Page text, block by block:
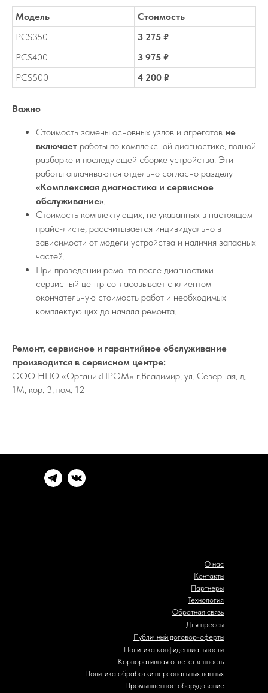
Модель
Стоимость
PCS350
3 275 ₽
PCS400
3 975 ₽
PCS500
4 200 ₽
Важно
Стоимость замены основных узлов и агрегатов не
включает работы по комплексной диагностике, полной
разборке и последующей сборке устройства. Эти
работы оплачиваются отдельно согласно разделу
«Комплексная диагностика и сервисное
обслуживание».
Стоимость комплектующих, не указанных в настоящем
прайс-листе, рассчитывается индивидуально в
зависимости от модели устройства и наличия запасных
частей.
При проведении ремонта после диагностики
сервисный центр согласовывает с клиентом
окончательную стоимость работ и необходимых
комплектующих до начала ремонта.
Ремонт, сервисное и гарантийное обслуживание
производится в сервисном центре:
ООО НПО «ОрганикПРОМ» г.Владимир, ул. Северная, д.
1М, кор. 3, пом. 12
Политика конфиденциальности
Корпоративная ответственность
Контакты
Партнеры
Обратная связь
Технология
Политика обработки персональных данных
О нас
Для прессы
Публичный договор-оферты
Промышленное оборудование